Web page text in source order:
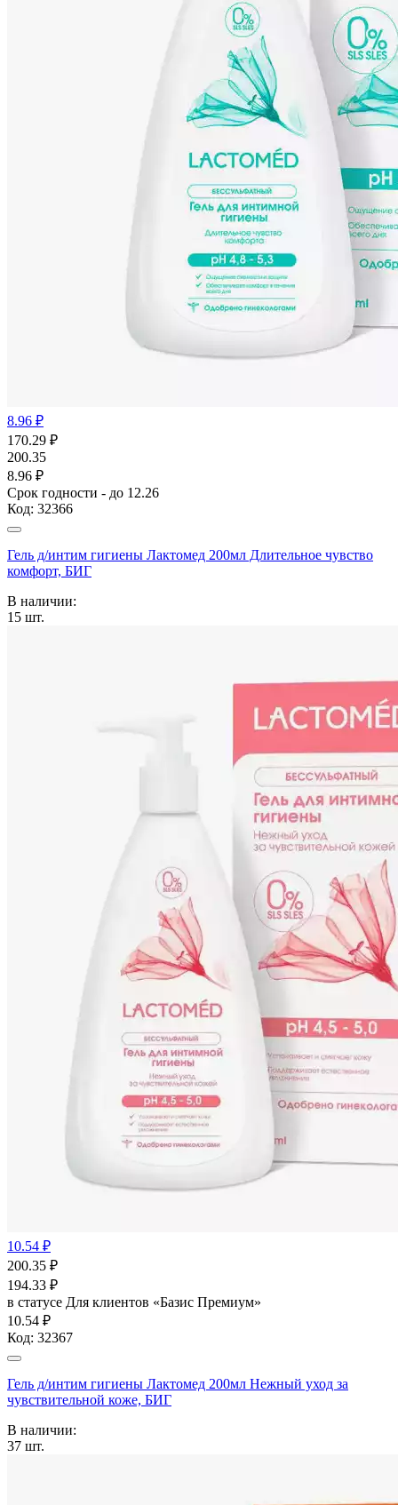
8.96 ₽
170.29 ₽
200.35
8.96 ₽
Срок годности - до 12.26
Код: 32366
Гель д/интим гигиены Лактомед 200мл Длительное чувство
комфорт, БИГ
В наличии:
15 шт.
10.54 ₽
200.35 ₽
194.33 ₽
в статусе Для клиентов «Базис Премиум»
10.54 ₽
Код: 32367
Гель д/интим гигиены Лактомед 200мл Нежный уход за
чувствительной коже, БИГ
В наличии:
37 шт.